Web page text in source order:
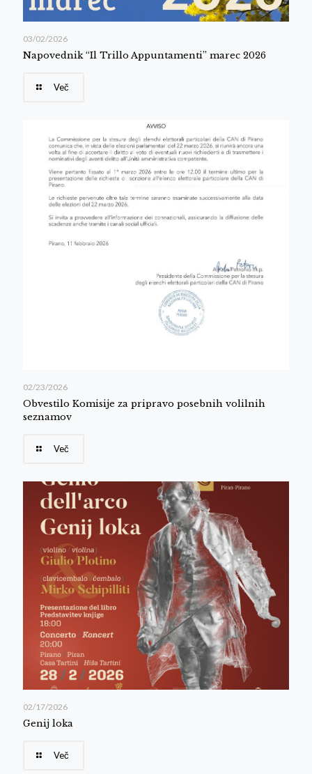
03/02/2026
Napovednik “Il Trillo Appuntamenti” marec 2026
Več
02/23/2026
Obvestilo Komisije za pripravo posebnih volilnih
seznamov
Več
02/17/2026
Genij loka
Več